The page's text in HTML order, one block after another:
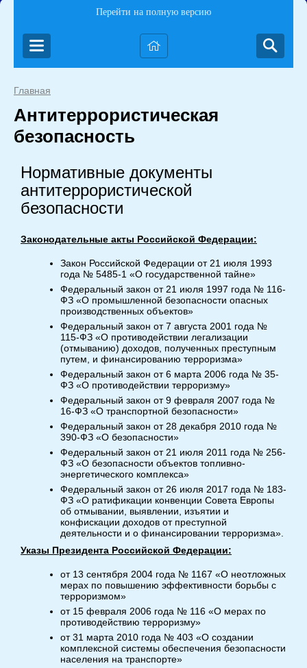
Перейти на полную версию
Главная
Антитеррористическая
безопасность
Нормативные документы
антитеррористической
безопасности
Законодательные акты Российской Федерации:
Закон Российской Федерации от 21 июля 1993
года № 5485-1 «О государственной тайне»
Федеральный закон от 21 июля 1997 года № 116-
ФЗ «О промышленной безопасности опасных
производственных объектов»
Федеральный закон от 7 августа 2001 года №
115-ФЗ «О противодействии легализации
(отмыванию) доходов, полученных преступным
путем, и финансированию терроризма»
Федеральный закон от 6 марта 2006 года № 35-
ФЗ «О противодействии терроризму»
Федеральный закон от 9 февраля 2007 года №
16-ФЗ «О транспортной безопасности»
Федеральный закон от 28 декабря 2010 года №
390-ФЗ «О безопасности»
Федеральный закон от 21 июля 2011 года № 256-
ФЗ «О безопасности объектов топливно-
энергетического комплекса»
Федеральный закон от 26 июля 2017 года № 183-
ФЗ «О ратификации конвенции Совета Европы
об отмывании, выявлении, изъятии и
конфискации доходов от преступной
деятельности и о финансировании терроризма».
Указы Президента Российской Федерации:
от 13 сентября 2004 года № 1167 «О неотложных
мерах по повышению эффективности борьбы с
терроризмом»
от 15 февраля 2006 года № 116 «О мерах по
противодействию терроризму»
от 31 марта 2010 года № 403 «О создании
комплексной системы обеспечения безопасности
населения на транспорте»